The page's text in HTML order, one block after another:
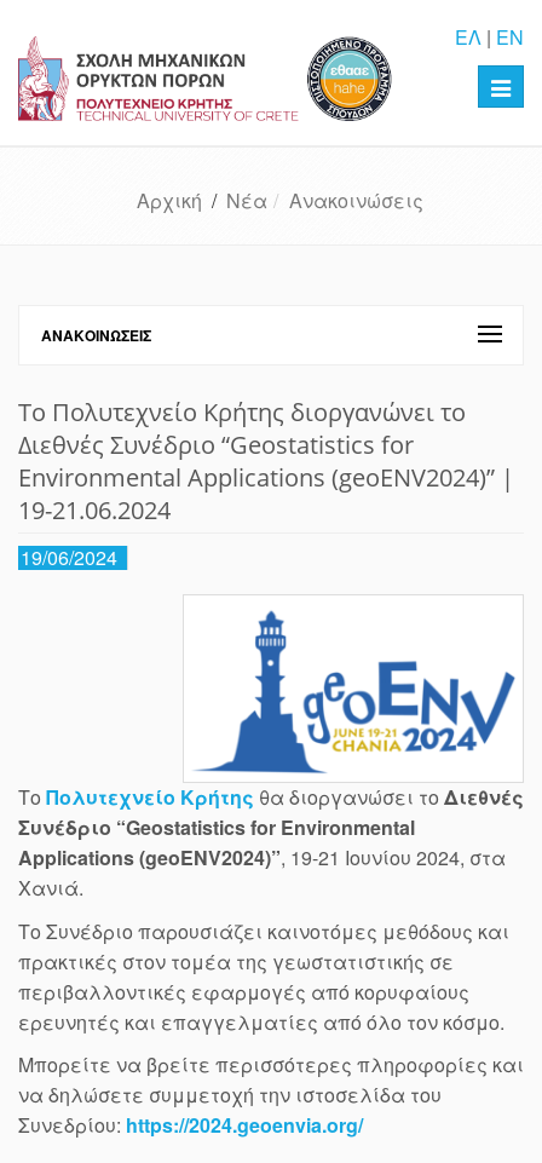
ΕΛ | EN
Αρχική / Νέα Ανακοινώσεις
ΑΝΑΚΟΙΝΏΣΕΙΣ
Το Πολυτεχνείο Κρήτης διοργανώνει το
Διεθνές Συνέδριο “Geostatistics for
Environmental Applications (geoENV2024)” |
19-21.06.2024
19/06/2024
Το Πολυτεχνείο Κρήτης θα διοργανώσει το Διεθνές
Συνέδριο “Geostatistics for Environmental
Applications (geoENV2024)”, 19-21 Ιουνίου 2024, στα
Χανιά.
Το Συνέδριο παρουσιάζει καινοτόμες μεθόδους και
πρακτικές στον τομέα της γεωστατιστικής σε
περιβαλλοντικές εφαρμογές από κορυφαίους
ερευνητές και επαγγελματίες από όλο τον κόσμο.
Μπορείτε να βρείτε περισσότερες πληροφορίες και
να δηλώσετε συμμετοχή την ιστοσελίδα του
Συνεδρίου: https://2024.geoenvia.org/